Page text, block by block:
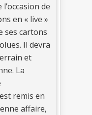
de
en « live »
ses cartons
Il devra
et
La
remis en
affaire,